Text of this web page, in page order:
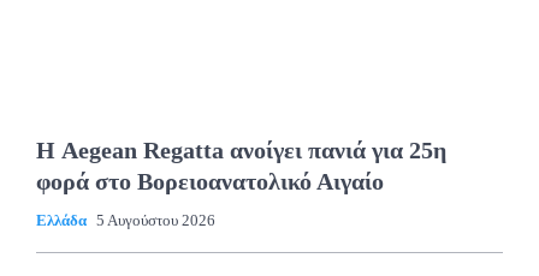
Η Aegean Regatta ανοίγει πανιά για 25η
φορά στο Βορειοανατολικό Αιγαίο
Ελλάδα 5 Αυγούστου 2026